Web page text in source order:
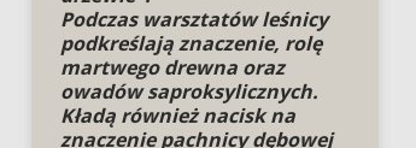
Podczas warsztatów leśnicy
podkreślają znaczenie, rolę
martwego drewna oraz
owadów saproksylicznych.
Kładą również nacisk na
znaczenie pachnicy dębowej